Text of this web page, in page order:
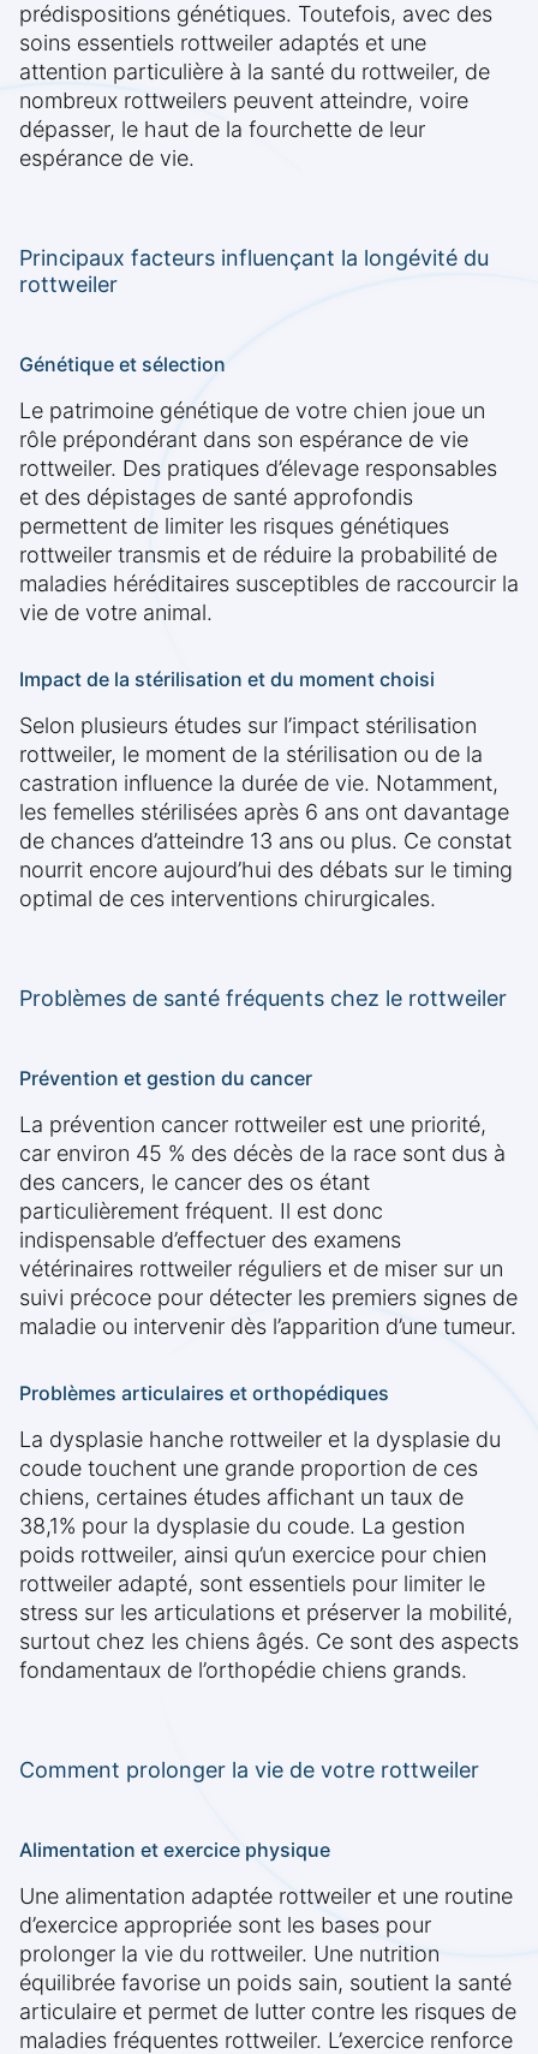
prédispositions génétiques. Toutefois, avec des
soins essentiels rottweiler adaptés et une
attention particulière à la santé du rottweiler, de
nombreux rottweilers peuvent atteindre, voire
dépasser, le haut de la fourchette de leur
espérance de vie.
Principaux facteurs influençant la longévité du
rottweiler
Génétique et sélection
Le patrimoine génétique de votre chien joue un
rôle prépondérant dans son espérance de vie
rottweiler. Des pratiques d’élevage responsables
et des dépistages de santé approfondis
permettent de limiter les risques génétiques
rottweiler transmis et de réduire la probabilité de
maladies héréditaires susceptibles de raccourcir la
vie de votre animal.
Impact de la stérilisation et du moment choisi
Selon plusieurs études sur l’impact stérilisation
rottweiler, le moment de la stérilisation ou de la
castration influence la durée de vie. Notamment,
les femelles stérilisées après 6 ans ont davantage
de chances d’atteindre 13 ans ou plus. Ce constat
nourrit encore aujourd’hui des débats sur le timing
optimal de ces interventions chirurgicales.
Problèmes de santé fréquents chez le rottweiler
Prévention et gestion du cancer
La prévention cancer rottweiler est une priorité,
car environ 45 % des décès de la race sont dus à
des cancers, le cancer des os étant
particulièrement fréquent. Il est donc
indispensable d’effectuer des examens
vétérinaires rottweiler réguliers et de miser sur un
suivi précoce pour détecter les premiers signes de
maladie ou intervenir dès l’apparition d’une tumeur.
Problèmes articulaires et orthopédiques
La dysplasie hanche rottweiler et la dysplasie du
coude touchent une grande proportion de ces
chiens, certaines études affichant un taux de
38,1% pour la dysplasie du coude. La gestion
poids rottweiler, ainsi qu’un exercice pour chien
rottweiler adapté, sont essentiels pour limiter le
stress sur les articulations et préserver la mobilité,
surtout chez les chiens âgés. Ce sont des aspects
fondamentaux de l’orthopédie chiens grands.
Comment prolonger la vie de votre rottweiler
Alimentation et exercice physique
Une alimentation adaptée rottweiler et une routine
d’exercice appropriée sont les bases pour
prolonger la vie du rottweiler. Une nutrition
équilibrée favorise un poids sain, soutient la santé
articulaire et permet de lutter contre les risques de
maladies fréquentes rottweiler. L’exercice renforce